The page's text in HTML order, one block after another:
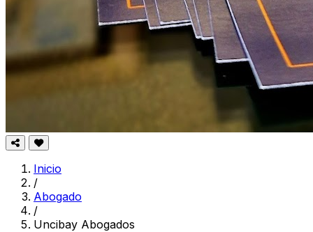
Inicio
/
Abogado
/
Uncibay Abogados